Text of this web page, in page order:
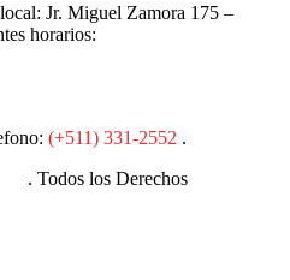
Jr. Miguel Zamora 175 –
horarios:
(+511) 331-2552 .
. Todos los Derechos